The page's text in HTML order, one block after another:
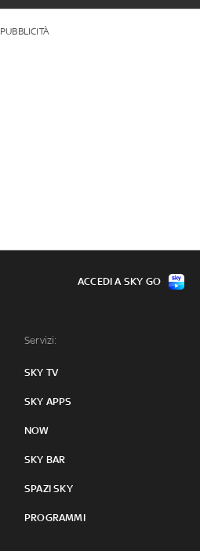
PUBBLICITÀ
Servizi:
SKY TV
SKY APPS
NOW
SKY BAR
SPAZI SKY
PROGRAMMI
ACCEDI A SKY GO